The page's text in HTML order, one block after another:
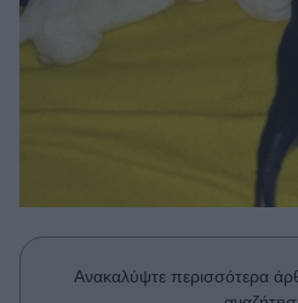
Σχέσεις & Σεξ
Fitness
Πρόσωπα
Ανακαλύψτε περισσότερα